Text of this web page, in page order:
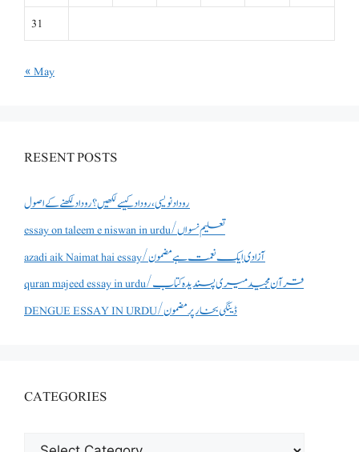
31
« May
RESENT POSTS
روداد نویسی ،روداد کیسے لکھیں؟ روداد لکھنے کے اصول
essay on taleem e niswan in urdu/تعلیم نسواں
azadi aik Naimat hai essay/آزادی ایک نعمت ہے مضمون
quran majeed essay in urdu/قرآن مجید میری پسندیدہ کتاب
DENGUE ESSAY IN URDU/ڈینگی بخار پر مضمون
CATEGORIES
CATEGORIES